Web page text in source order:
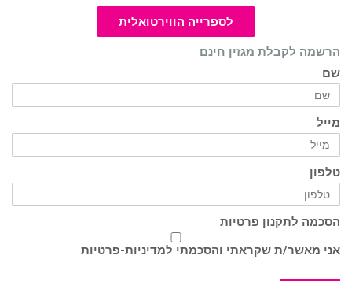
לספרייה הווירטואלית
הרשמה לקבלת מגזין חינם
שם
מייל
טלפון
הסכמה לתקנון פרטיות
אני מאשר/ת שקראתי והסכמתי למדיניות-פרטיות